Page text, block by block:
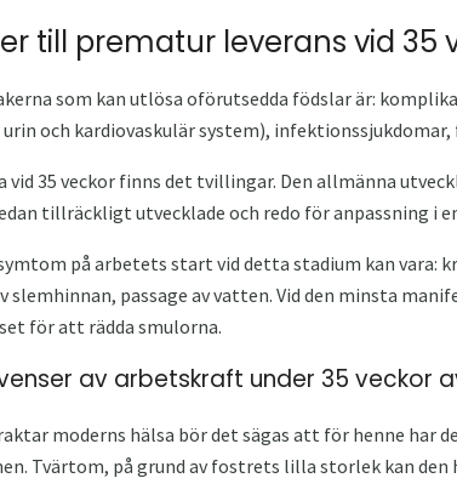
till prematur leverans vid 35
som kan utlösa oförutsedda födslar är:
och kardiovaskulär system),
vid 35 veckor finns det tvillingar. Den allmänna
tillräckligt utvecklade och redo för anpassning i
på arbetets start vid detta stadium kan vara:
slemhinnan, passage av vatten. Vid den minsta
för att rädda smulorna.
av arbetskraft under 35 veckor
moderns hälsa bör det sägas att för henne har
Tvärtom, på grund av fostrets lilla storlek kan den